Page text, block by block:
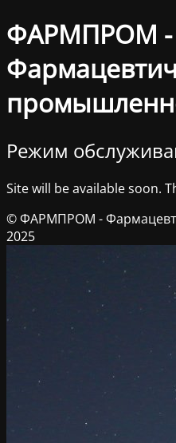
ФАРМПРОМ -
Режим
Site will be available soon.
© ФАРМПРОМ -
2025